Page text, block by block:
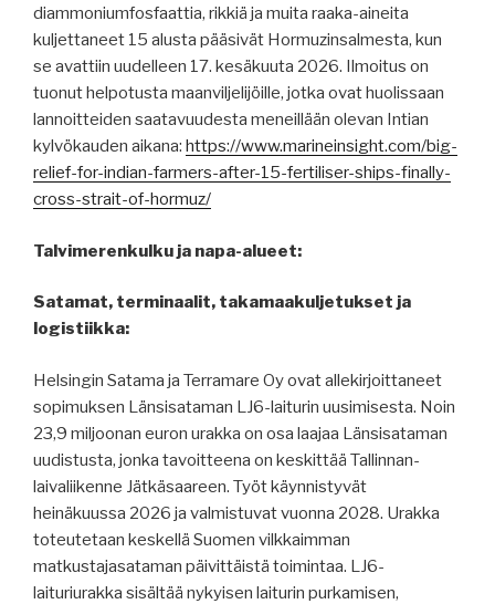
diammoniumfosfaattia, rikkiä ja muita raaka-aineita
kuljettaneet 15 alusta pääsivät Hormuzinsalmesta, kun
se avattiin uudelleen 17. kesäkuuta 2026. Ilmoitus on
tuonut helpotusta maanviljelijöille, jotka ovat huolissaan
lannoitteiden saatavuudesta meneillään olevan Intian
kylvökauden aikana: https://www.marineinsight.com/big-
relief-for-indian-farmers-after-15-fertiliser-ships-finally-
cross-strait-of-hormuz/
Talvimerenkulku ja napa-alueet:
Satamat, terminaalit, takamaakuljetukset ja
logistiikka:
Helsingin Satama ja Terramare Oy ovat allekirjoittaneet
sopimuksen Länsisataman LJ6-laiturin uusimisesta. Noin
23,9 miljoonan euron urakka on osa laajaa Länsisataman
uudistusta, jonka tavoitteena on keskittää Tallinnan-
laivaliikenne Jätkäsaareen. Työt käynnistyvät
heinäkuussa 2026 ja valmistuvat vuonna 2028. Urakka
toteutetaan keskellä Suomen vilkkaimman
matkustajasataman päivittäistä toimintaa. LJ6-
laituriurakka sisältää nykyisen laiturin purkamisen,